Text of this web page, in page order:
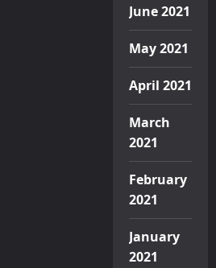
June 2021
May 2021
April 2021
March
2021
February
2021
January
2021